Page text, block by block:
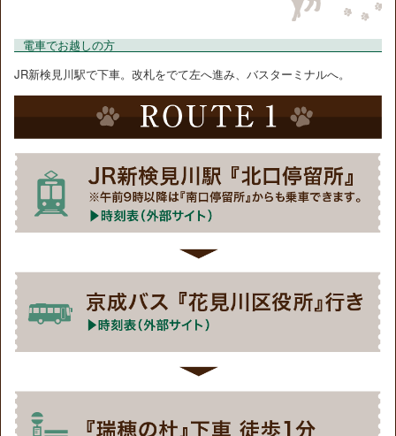
電車でお越しの方
JR新検見川駅で下車。改札をでて左へ進み、バスターミナルへ。